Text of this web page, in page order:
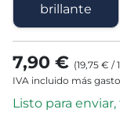
brillante
7,90 € (19,75 € /1
IVA incluido más
Listo para